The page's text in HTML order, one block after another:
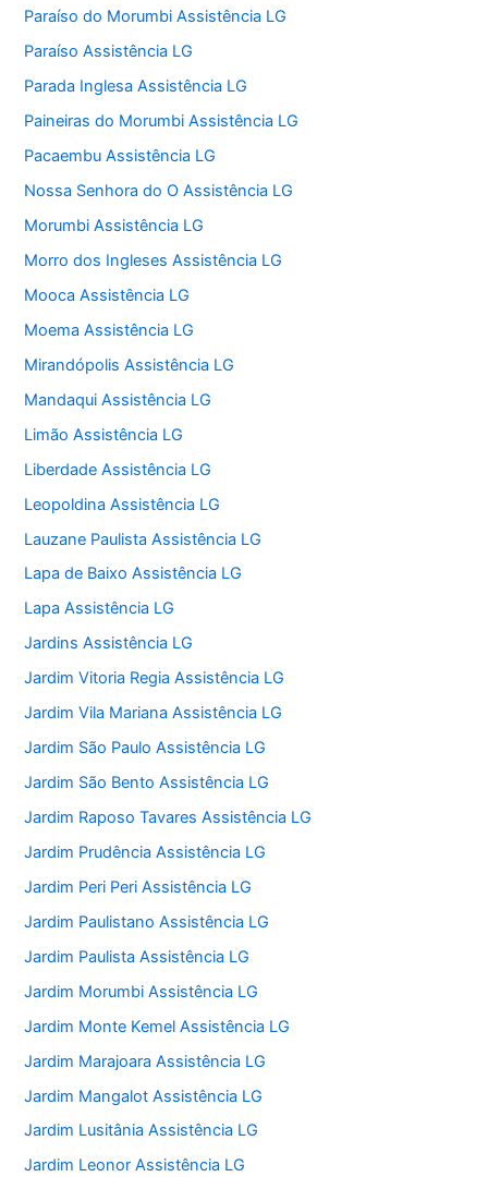
Paraíso do Morumbi Assistência LG
Paraíso Assistência LG
Parada Inglesa Assistência LG
Paineiras do Morumbi Assistência LG
Pacaembu Assistência LG
Nossa Senhora do O Assistência LG
Morumbi Assistência LG
Morro dos Ingleses Assistência LG
Mooca Assistência LG
Moema Assistência LG
Mirandópolis Assistência LG
Mandaqui Assistência LG
Limão Assistência LG
Liberdade Assistência LG
Leopoldina Assistência LG
Lauzane Paulista Assistência LG
Lapa de Baixo Assistência LG
Lapa Assistência LG
Jardins Assistência LG
Jardim Vitoria Regia Assistência LG
Jardim Vila Mariana Assistência LG
Jardim São Paulo Assistência LG
Jardim São Bento Assistência LG
Jardim Raposo Tavares Assistência LG
Jardim Prudência Assistência LG
Jardim Peri Peri Assistência LG
Jardim Paulistano Assistência LG
Jardim Paulista Assistência LG
Jardim Morumbi Assistência LG
Jardim Monte Kemel Assistência LG
Jardim Marajoara Assistência LG
Jardim Mangalot Assistência LG
Jardim Lusitânia Assistência LG
Jardim Leonor Assistência LG